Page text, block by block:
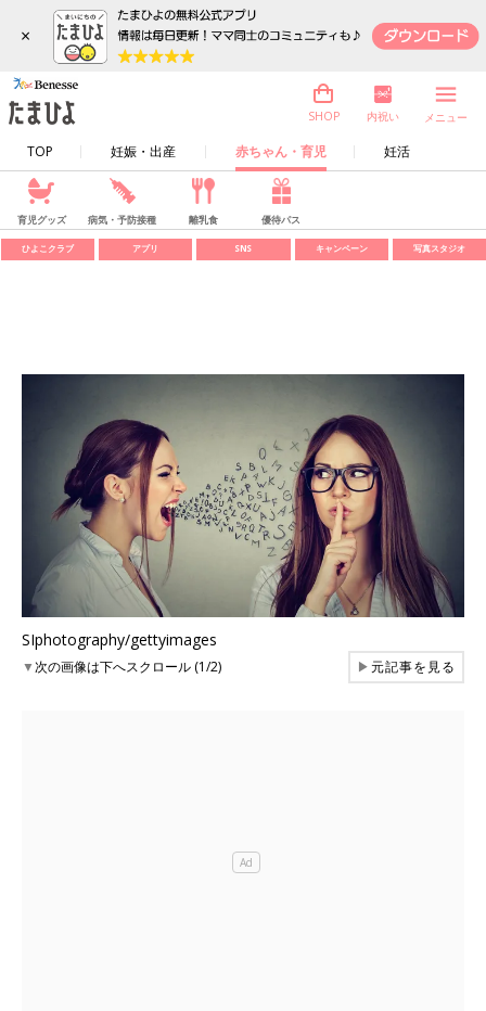
×
TOP 妊娠・出産 赤ちゃん・育児 妊活
SHOP 内祝い メニュー
育児グッズ 病気・予防接種 離乳食 優待パス
ひよこクラブ アプリ SNS キャンペーン 写真スタジオ
SIphotography/gettyimages
▼次の画像は下へスクロール (1/2) ▶元記事を見る